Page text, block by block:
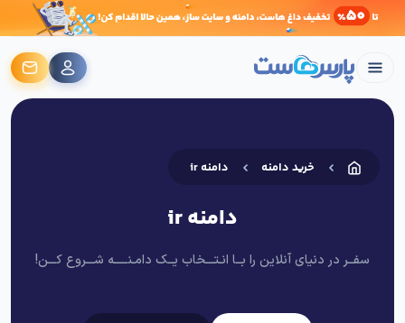
خرید دامنه دامنه ir
دامنه ir
سفــر در دنیای آنلاین را بــا انـتـــخاب یــک دامـنـــــه شـــروع کـــن!